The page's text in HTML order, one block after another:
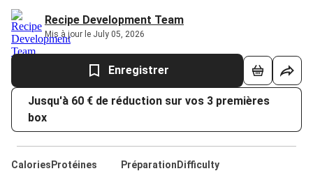
Recipe Development Team
Mis à jour le July 05, 2026
Enregistrer
Jusqu'à 60 € de réduction sur vos 3 premières
box
Calories Protéines
Préparation Difficulty